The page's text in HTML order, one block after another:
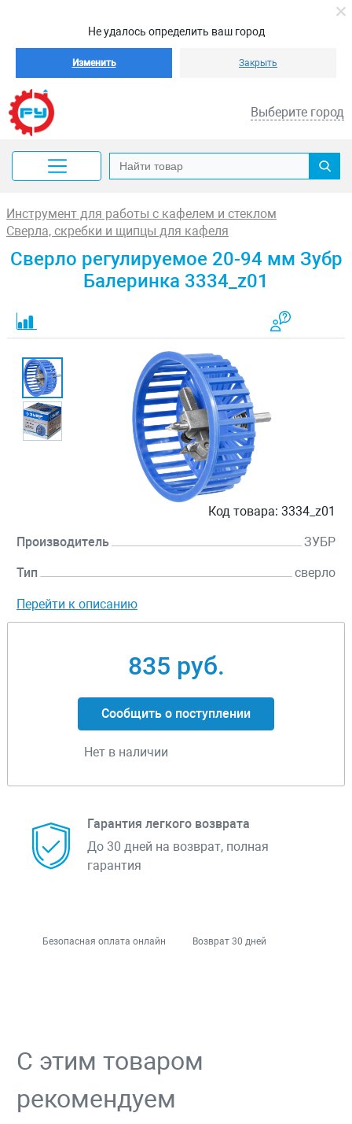
Не удалось определить ваш город
Изменить Закрыть
Выберите город
Инструмент для работы с кафелем и стеклом
Сверла, скребки и щипцы для кафеля
Сверло регулируемое 20-94 мм Зубр
Балеринка 3334_z01
Код товара: 3334_z01
Производитель ЗУБР
Тип сверло
Перейти к описанию
835 руб.
Сообщить о поступлении
Нет в наличии
Гарантия легкого возврата
До 30 дней на возврат, полная
гарантия
Безопасная оплата онлайн Возврат 30 дней
С этим товаром
рекомендуем